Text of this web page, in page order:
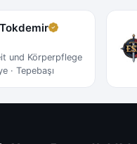
und Körperpflege
· Tepebaşı